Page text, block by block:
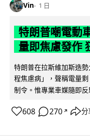
Vin 1 日
特朗普嘲電動
量即焦慮發作
特朗普在拉斯維加斯造
程焦慮病」，聲稱電量
制令。惟專業車媒隨即
608 270 ↗ 分